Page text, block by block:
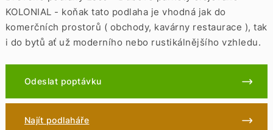
KOLONIAL - koňak tato podlaha je vhodná jak do
komerčních prostorů ( obchody, kavárny restaurace ), tak
i do bytů ať už moderního nebo rustikálnějšího vzhledu.
Odeslat poptávku
Najít podlaháře